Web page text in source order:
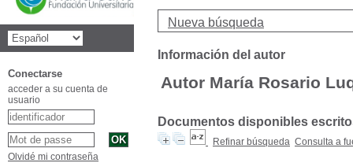
Nueva búsqueda
Información del autor
Autor María Rosario
Documentos disponibles
Refinar búsqueda Consulta a
Conectarse
acceder a su cuenta de
usuario
Olvidé mi contraseña